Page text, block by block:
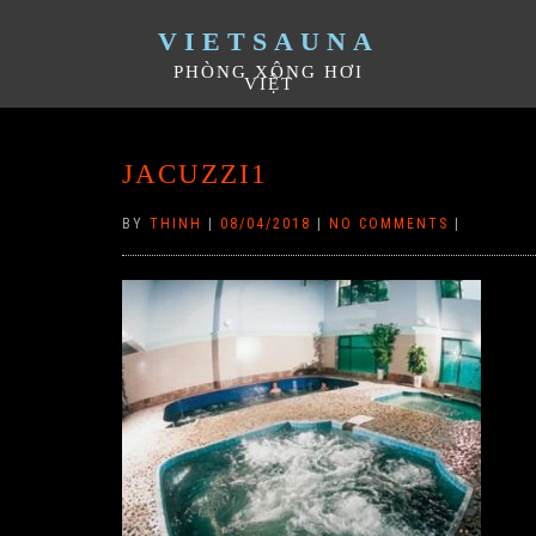
VIETSAUNA
PHÒNG XÔNG HƠI
VIỆT
JACUZZI1
BY THINH 08/04/2018 NO COMMENTS